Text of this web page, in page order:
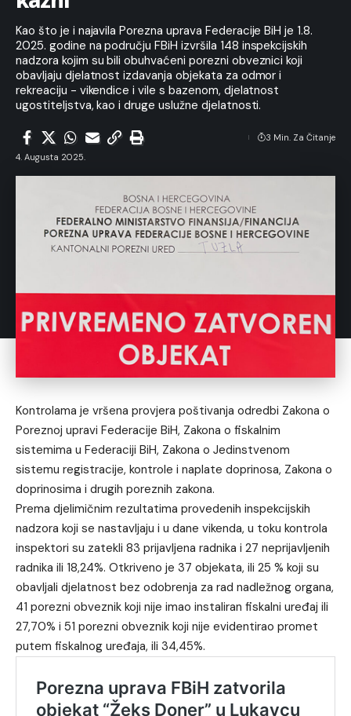
Kao što je i najavila Porezna uprava Federacije BiH je 1.8.
2025. godine na području FBiH izvršila 148 inspekcijskih
nadzora kojim su bili obuhvaćeni porezni obveznici koji
obavljaju djelatnost izdavanja objekata za odmor i
rekreaciju - vikendice i vile s bazenom, djelatnost
ugostiteljstva, kao i druge uslužne djelatnosti.
4. Augusta 2025.
3 Min. Za Čitanje
Kontrolama je vršena provjera poštivanja odredbi Zakona o
Poreznoj upravi Federacije BiH, Zakona o fiskalnim
sistemima u Federaciji BiH, Zakona o Jedinstvenom
sistemu registracije, kontrole i naplate doprinosa, Zakona o
doprinosima i drugih poreznih zakona.
Prema djelimičnim rezultatima provedenih inspekcijskih
nadzora koji se nastavljaju i u dane vikenda, u toku kontrola
inspektori su zatekli 83 prijavljena radnika i 27 neprijavljenih
radnika ili 18,24%. Otkriveno je 37 objekata, ili 25 % koji su
obavljali djelatnost bez odobrenja za rad nadležnog organa,
41 porezni obveznik koji nije imao instaliran fiskalni uređaj ili
27,70% i 51 porezni obveznik koji nije evidentirao promet
putem fiskalnog uređaja, ili 34,45%.